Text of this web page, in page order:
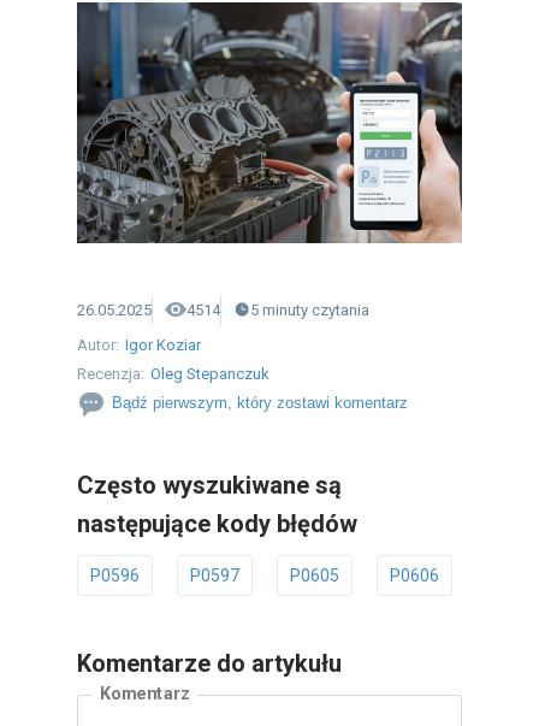
26.05.2025 4514 5 minuty czytania
Autor: Igor Koziar
Recenzja: Oleg Stepanczuk
Bądź pierwszym, który zostawi komentarz
Często wyszukiwane są
następujące kody błędów
P0596 P0597 P0605 P0606
Komentarze do artykułu
Komentarz